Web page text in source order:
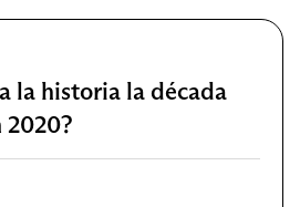
la historia la década
2020?